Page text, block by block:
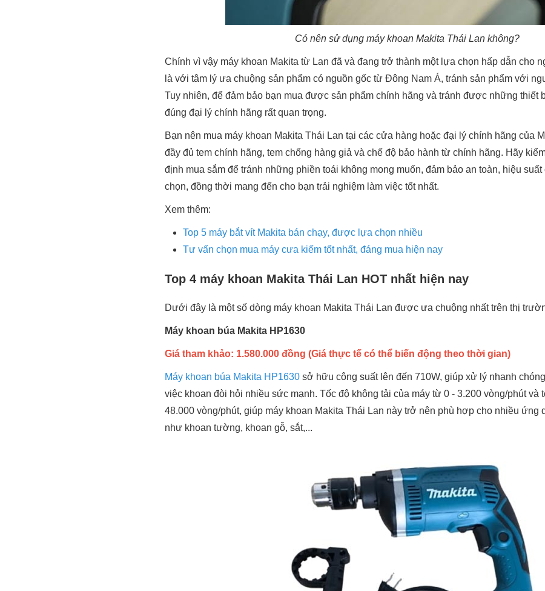
Có nên sử dụng máy khoan Makita Thái Lan không?
Chính vì vậy máy khoan Makita từ Lan đã và đang trở thành một lựa chọn hấp dẫn cho
là với tâm lý ưa chuộng sản phẩm có nguồn gốc từ Đông Nam Á, tránh sản phẩm với
Tuy nhiên, để đảm bảo bạn mua được sản phẩm chính hãng và tránh được những thiết
đúng đại lý chính hãng rất quan trọng.
Bạn nên mua máy khoan Makita Thái Lan tại các cửa hàng hoặc đại lý chính hãng của
đầy đủ tem chính hãng, tem chống hàng giả và chế độ bảo hành từ chính hãng. Hãy
định mua sắm để tránh những phiền toái không mong muốn, đảm bảo an toàn, hiệu
chọn, đồng thời mang đến cho bạn trải nghiệm làm việc tốt nhất.
Xem thêm:
Top 5 máy bắt vít Makita bán chạy, được lựa chọn nhiều
Tư vấn chọn mua máy cưa kiếm tốt nhất, đáng mua hiện nay
Top 4 máy khoan Makita Thái Lan HOT nhất hiện nay
Dưới đây là một số dòng máy khoan Makita Thái Lan được ưa chuộng nhất trên thị
Máy khoan búa Makita HP1630
Giá tham khảo: 1.580.000 đồng (Giá thực tế có thể biến động theo thời gian)
Máy khoan búa Makita HP1630 sở hữu công suất lên đến 710W, giúp xử lý nhanh
việc khoan đòi hỏi nhiều sức mạnh. Tốc độ không tải của máy từ 0 - 3.200 vòng/phút và
48.000 vòng/phút, giúp máy khoan Makita Thái Lan này trở nên phù hợp cho nhiều ứng
như khoan tường, khoan gỗ, sắt,...